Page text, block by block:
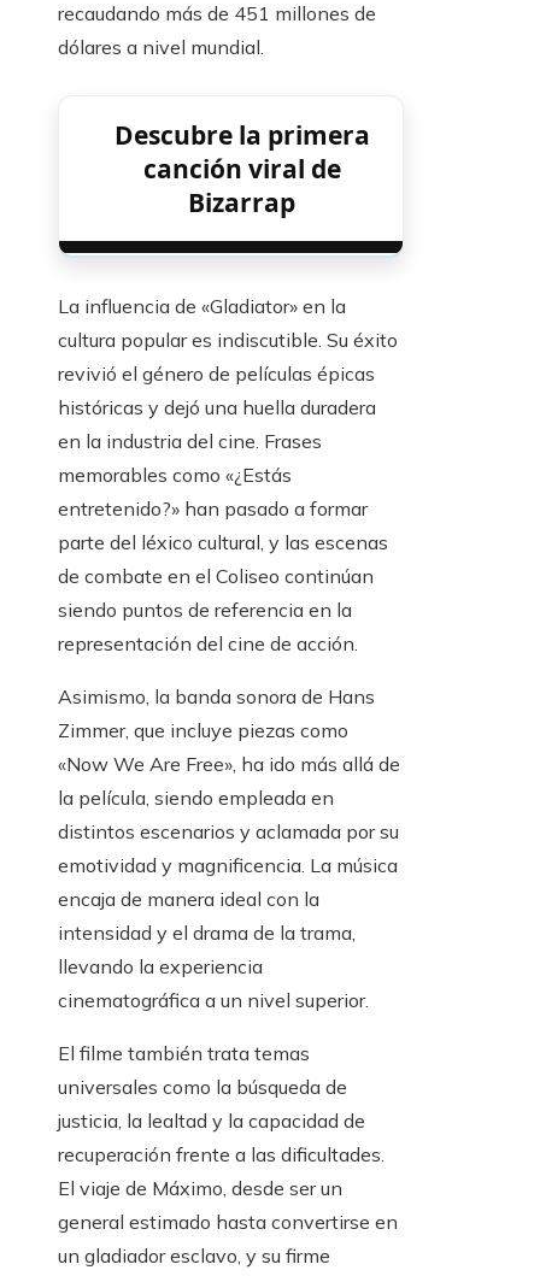
recaudando más de 451 millones de
dólares a nivel mundial.
Descubre la primera
canción viral de
Bizarrap
La influencia de «Gladiator» en la
cultura popular es indiscutible. Su éxito
revivió el género de películas épicas
históricas y dejó una huella duradera
en la industria del cine. Frases
memorables como «¿Estás
entretenido?» han pasado a formar
parte del léxico cultural, y las escenas
de combate en el Coliseo continúan
siendo puntos de referencia en la
representación del cine de acción.
Asimismo, la banda sonora de Hans
Zimmer, que incluye piezas como
«Now We Are Free», ha ido más allá de
la película, siendo empleada en
distintos escenarios y aclamada por su
emotividad y magnificencia. La música
encaja de manera ideal con la
intensidad y el drama de la trama,
llevando la experiencia
cinematográfica a un nivel superior.
El filme también trata temas
universales como la búsqueda de
justicia, la lealtad y la capacidad de
recuperación frente a las dificultades.
El viaje de Máximo, desde ser un
general estimado hasta convertirse en
un gladiador esclavo, y su firme